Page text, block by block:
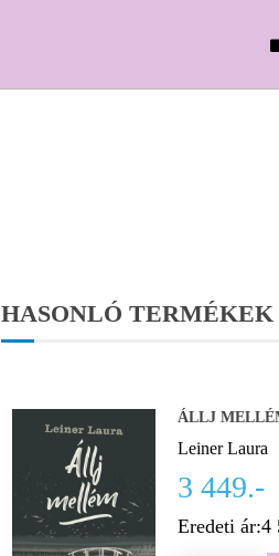
HASONLÓ TERMÉKEK
ÁLLJ
Leiner Laura
3 449.-
Eredeti ár:4